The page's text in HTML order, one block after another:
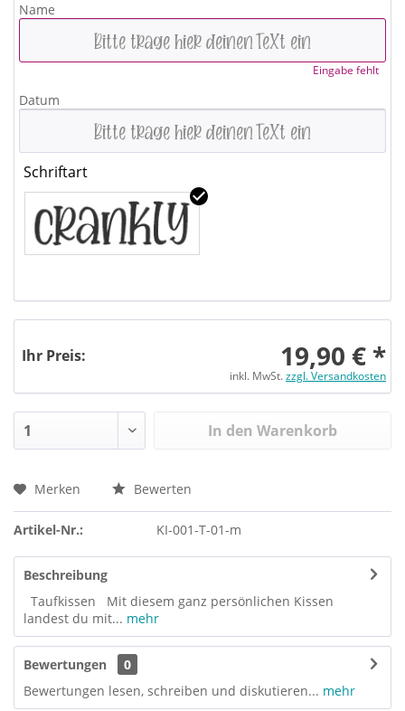
Name
Eingabe fehlt
Datum
Schriftart
Ihr Preis: 19,90 € *
inkl. MwSt.zzgl. Versandkosten
In den Warenkorb
Merken Bewerten
Artikel-Nr.: KI-001-T-01-m
Beschreibung
Taufkissen Mit diesem ganz persönlichen Kissen
landest du mit... mehr
Bewertungen
0
Bewertungen lesen, schreiben und diskutieren... mehr